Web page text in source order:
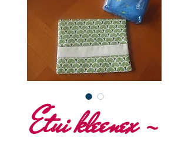
Etui kleenex -